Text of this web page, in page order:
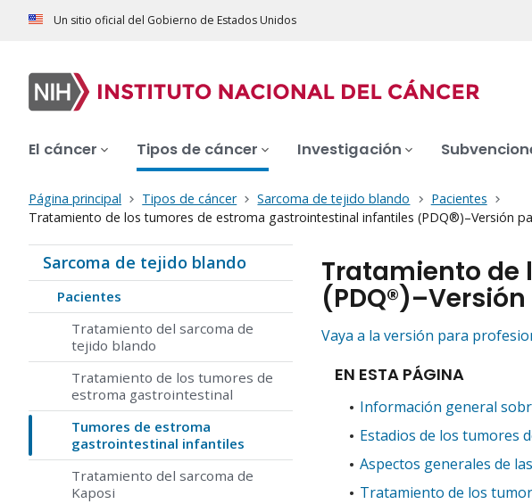
Un sitio oficial del Gobierno de Estados Unidos
El cáncer Tipos de cáncer Investigación
Página principal Tipos de cáncer Sarcoma de tejido blando
Pacientes
Tratamiento de los tumores de estroma gastrointestinal infantiles (PDQ®)–Versión
Sarcoma de tejido blando
Pacientes
Tratamiento del sarcoma de
tejido blando
Tratamiento de los tumores de
estroma gastrointestinal
Tumores de estroma
gastrointestinal infantiles
Tratamiento del sarcoma de
Kaposi
Tratamiento de
Vaya a la versión para
EN ESTA PÁGINA
Información general
Estadios de los tumores
Aspectos generales de
Tratamiento de los